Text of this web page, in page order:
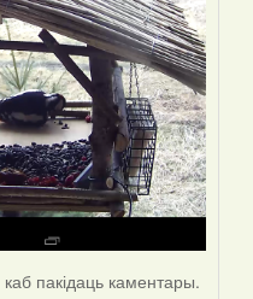
каб пакідаць каментары.